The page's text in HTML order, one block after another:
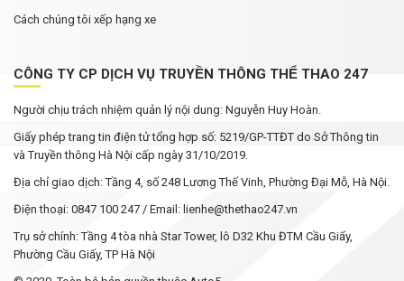
Cách chúng tôi xếp hạng xe
CÔNG TY CP DỊCH VỤ TRUYỀN THÔNG THỂ THAO 247
Người chịu trách nhiệm quản lý nội dung: Nguyễn Huy Hoàn.
Giấy phép trang tin điện tử tổng hợp số: 5219/GP-TTĐT do Sở Thông tin
và Truyền thông Hà Nội cấp ngày 31/10/2019.
Địa chỉ giao dịch: Tầng 4, số 248 Lương Thế Vinh, Phường Đại Mỗ, Hà Nội.
Điện thoại: 0847 100 247 / Email: lienhe@thethao247.vn
Trụ sở chính: Tầng 4 tòa nhà Star Tower, lô D32 Khu ĐTM Cầu Giấy,
Phường Cầu Giấy, TP Hà Nội